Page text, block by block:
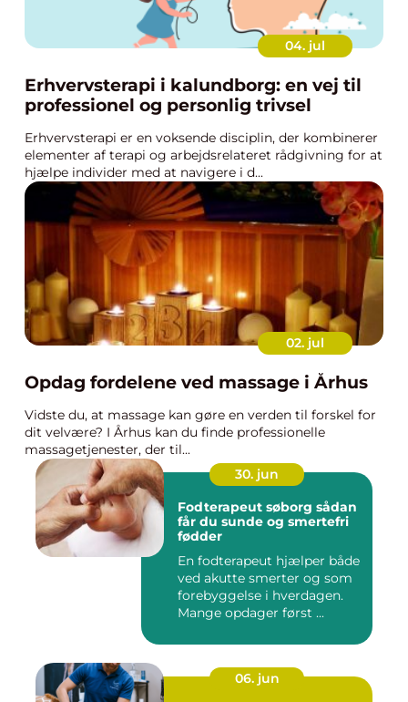
04. jul
Erhvervsterapi i kalundborg: en vej til
professionel og personlig trivsel
Erhvervsterapi er en voksende disciplin, der kombinerer
elementer af terapi og arbejdsrelateret rådgivning for at
hjælpe individer med at navigere i d...
02. jul
Opdag fordelene ved massage i Århus
Vidste du, at massage kan gøre en verden til forskel for
dit velvære? I Århus kan du finde professionelle
massagetjenester, der til...
30. jun
Fodterapeut søborg sådan
får du sunde og smertefri
fødder
En fodterapeut hjælper både
ved akutte smerter og som
forebyggelse i hverdagen.
Mange opdager først ...
06. jun